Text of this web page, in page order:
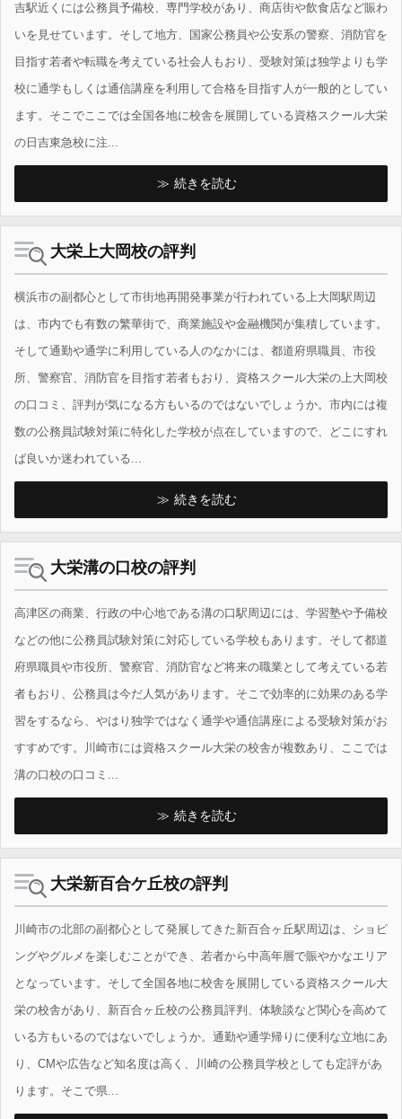
吉駅近くには公務員予備校、専門学校があり、商店街や飲食店など賑わ
いを見せています。そして地方、国家公務員や公安系の警察、消防官を
目指す若者や転職を考えている社会人もおり、受験対策は独学よりも学
校に通学もしくは通信講座を利用して合格を目指す人が一般的としてい
ます。そこでここでは全国各地に校舎を展開している資格スクール大栄
の日吉東急校に注...
続きを読む
大栄上大岡校の評判
横浜市の副都心として市街地再開発事業が行われている上大岡駅周辺
は、市内でも有数の繁華街で、商業施設や金融機関が集積しています。
そして通勤や通学に利用している人のなかには、都道府県職員、市役
所、警察官、消防官を目指す若者もおり、資格スクール大栄の上大岡校
の口コミ、評判が気になる方もいるのではないでしょうか。市内には複
数の公務員試験対策に特化した学校が点在していますので、どこにすれ
ば良いか迷われている...
続きを読む
大栄溝の口校の評判
高津区の商業、行政の中心地である溝の口駅周辺には、学習塾や予備校
などの他に公務員試験対策に対応している学校もあります。そして都道
府県職員や市役所、警察官、消防官など将来の職業として考えている若
者もおり、公務員は今だ人気があります。そこで効率的に効果のある学
習をするなら、やはり独学ではなく通学や通信講座による受験対策がお
すすめです。川崎市には資格スクール大栄の校舎が複数あり、ここでは
溝の口校の口コミ...
続きを読む
大栄新百合ケ丘校の評判
川崎市の北部の副都心として発展してきた新百合ヶ丘駅周辺は、ショピ
ングやグルメを楽しむことができ、若者から中高年層で賑やかなエリア
となっています。そして全国各地に校舎を展開している資格スクール大
栄の校舎があり、新百合ヶ丘校の公務員評判、体験談など関心を高めて
いる方もいるのではないでしょうか。通勤や通学帰りに便利な立地にあ
り、CMや広告など知名度は高く、川崎の公務員学校としても定評があ
ります。そこで県...